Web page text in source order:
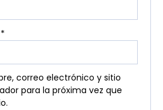
*
correo electrónico y sitio
para la próxima vez que